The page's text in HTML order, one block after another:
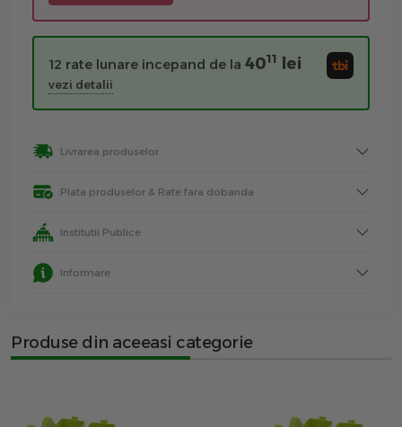
12 rate lunare incepand de la 4011 lei
vezi detalii
Livrarea produselor
Plata produselor & Rate fara dobanda
Institutii Publice
Informare
Produse din aceeasi categorie